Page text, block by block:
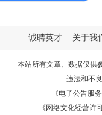
诚聘英才 关于我
本站所有文章、数据仅供
违法和不
《电子公告服务
《网络文化经营许